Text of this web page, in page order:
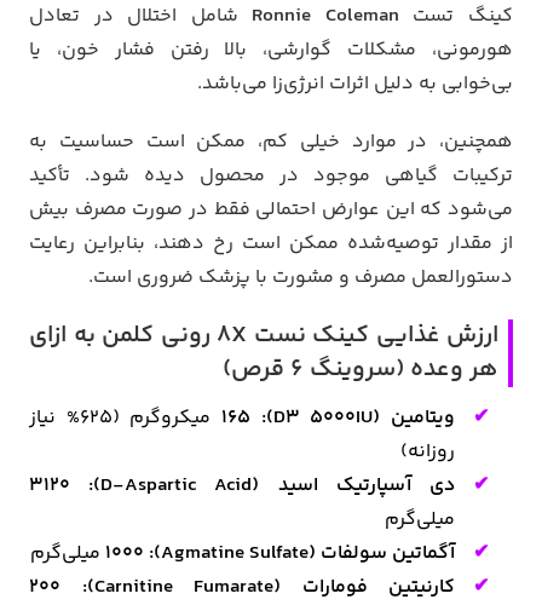
کینگ تست Ronnie Coleman شامل اختلال در تعادل
هورمونی، مشکلات گوارشی، بالا رفتن فشار خون، یا
بی‌خوابی به دلیل اثرات انرژی‌زا می‌باشد.
همچنین، در موارد خیلی کم، ممکن است حساسیت به
ترکیبات گیاهی موجود در محصول دیده شود. تأکید
می‌شود که این عوارض احتمالی فقط در صورت مصرف بیش
از مقدار توصیه‌شده ممکن است رخ دهند، بنابراین رعایت
دستورالعمل مصرف و مشورت با پزشک ضروری است.
ارزش غذایی کینک نست 8X رونی کلمن به ازای
هر وعده (سروینگ 6 قرص)
ویتامین (D3 5000IU): 165
میکروگرم (625% نیاز
روزانه)
دی آسپارتیک اسید (D-Aspartic Acid):
3120
میلی‌گرم
آگماتین سولفات (Agmatine Sulfate):
1000 میلی‌گرم
کارنیتین فومارات (Carnitine Fumarate):
200